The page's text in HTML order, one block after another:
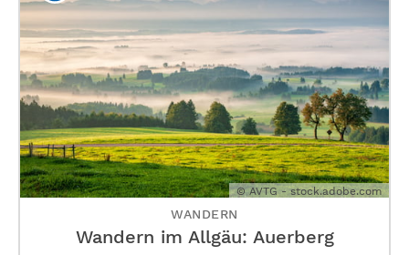
© AVTG - stock.adobe.com
WANDERN
Wandern im Allgäu: Auerberg